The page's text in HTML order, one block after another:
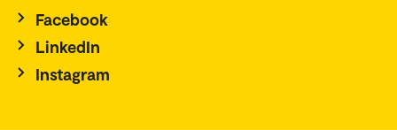
Facebook
LinkedIn
Instagram